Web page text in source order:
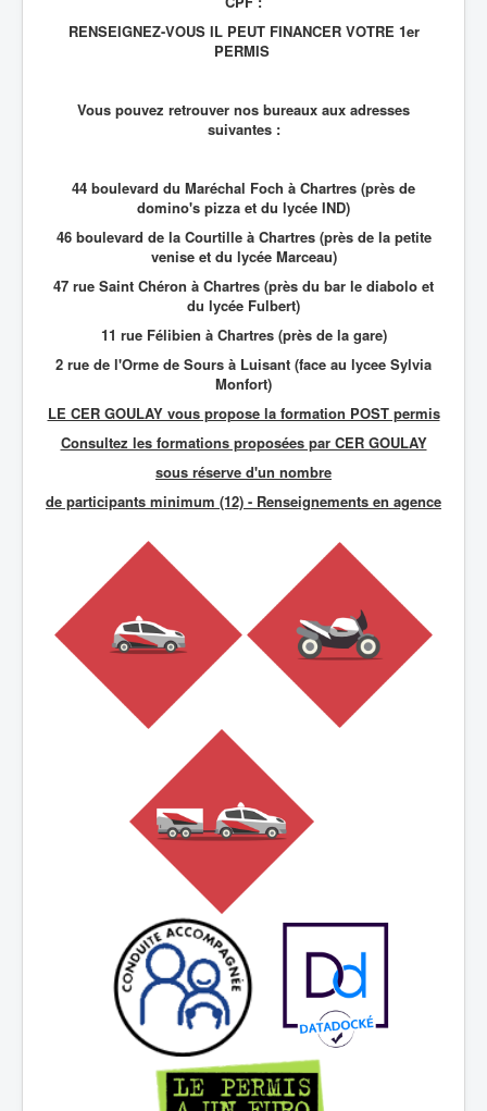
RENSEIGNEZ-VOUS IL PEUT FINANCER VOTRE 1er
PERMIS
Vous pouvez retrouver nos bureaux aux adresses
suivantes :
44 boulevard du Maréchal Foch à Chartres (près de
domino's pizza et du lycée IND)
46 boulevard de la Courtille à Chartres (près de la petite
venise et du lycée Marceau)
47 rue Saint Chéron à Chartres (près du bar le diabolo et
du lycée Fulbert)
11 rue Félibien à Chartres (près de la gare)
2 rue de l'Orme de Sours à Luisant (face au lycee Sylvia
Monfort)
LE CER GOULAY vous propose la formation POST permis
Consultez les formations proposées par CER GOULAY
sous réserve d'un nombre
de participants minimum (12) - Renseignements en agence